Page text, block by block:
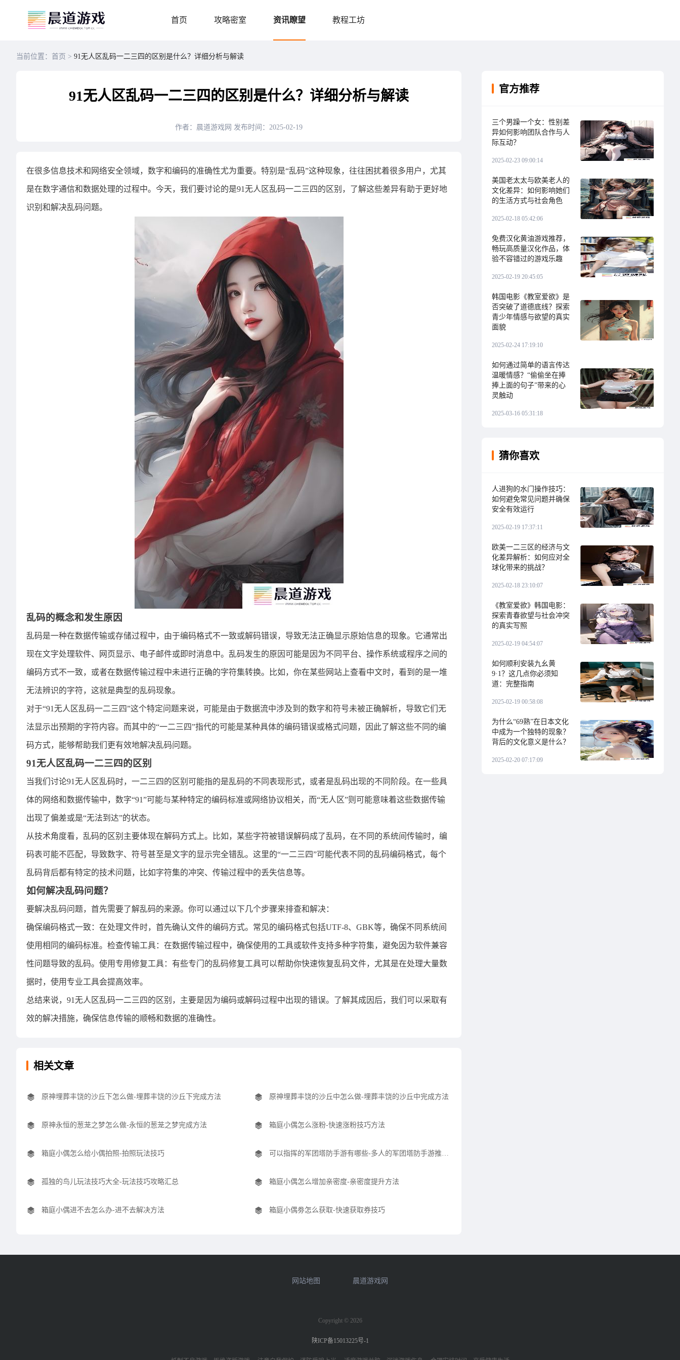
首页 攻略密室 资讯瞭望 教程工坊
当前位置：首页 > 91无人区乱码一二三四的区别是什么？详细分析与解读
91无人区乱码一二三四的区别是什么？详细分析与解读
作者：晨道游戏网 发布时间：2025-02-19
在很多信息技术和网络安全领域，数字和编码的准确性尤为重要。特别是“乱码”这种现象，往往困扰着很多用户，尤其
是在数字通信和数据处理的过程中。今天，我们要讨论的是91无人区乱码一二三四的区别，了解这些差异有助于更好地
识别和解决乱码问题。
乱码的概念和发生原因
乱码是一种在数据传输或存储过程中，由于编码格式不一致或解码错误，导致无法正确显示原始信息的现象。它通常出
现在文字处理软件、网页显示、电子邮件或即时消息中。乱码发生的原因可能是因为不同平台、操作系统或程序之间的
编码方式不一致，或者在数据传输过程中未进行正确的字符集转换。比如，你在某些网站上查看中文时，看到的是一堆
无法辨识的字符，这就是典型的乱码现象。
对于“91无人区乱码一二三四”这个特定问题来说，可能是由于数据流中涉及到的数字和符号未被正确解析，导致它们无
法显示出预期的字符内容。而其中的“一二三四”指代的可能是某种具体的编码错误或格式问题，因此了解这些不同的编
码方式，能够帮助我们更有效地解决乱码问题。
91无人区乱码一二三四的区别
当我们讨论91无人区乱码时，一二三四的区别可能指的是乱码的不同表现形式，或者是乱码出现的不同阶段。在一些具
体的网络和数据传输中，数字“91”可能与某种特定的编码标准或网络协议相关，而“无人区”则可能意味着这些数据传输
出现了偏差或是“无法到达”的状态。
从技术角度看，乱码的区别主要体现在解码方式上。比如，某些字符被错误解码成了乱码，在不同的系统间传输时，编
码表可能不匹配，导致数字、符号甚至是文字的显示完全错乱。这里的“一二三四”可能代表不同的乱码编码格式，每个
乱码背后都有特定的技术问题，比如字符集的冲突、传输过程中的丢失信息等。
如何解决乱码问题？
要解决乱码问题，首先需要了解乱码的来源。你可以通过以下几个步骤来排查和解决：
确保编码格式一致：在处理文件时，首先确认文件的编码方式。常见的编码格式包括UTF-8、GBK等，确保不同系统间
使用相同的编码标准。检查传输工具：在数据传输过程中，确保使用的工具或软件支持多种字符集，避免因为软件兼容
性问题导致的乱码。使用专用修复工具：有些专门的乱码修复工具可以帮助你快速恢复乱码文件，尤其是在处理大量数
据时，使用专业工具会提高效率。
总结来说，91无人区乱码一二三四的区别，主要是因为编码或解码过程中出现的错误。了解其成因后，我们可以采取有
效的解决措施，确保信息传输的顺畅和数据的准确性。
相关文章
原神埋葬丰饶的沙丘下怎么做-埋葬丰饶的沙丘下完成方法 原神埋葬丰饶的沙丘中怎么做-埋葬丰饶的沙丘中完成方法
原神永恒的葱茏之梦怎么做-永恒的葱茏之梦完成方法 箱庭小偶怎么涨粉-快速涨粉技巧方法
箱庭小偶怎么给小偶拍照-拍照玩法技巧 可以指挥的军团塔防手游有哪些-多人的军团塔防手游推荐盘点
孤独的鸟儿玩法技巧大全-玩法技巧攻略汇总 箱庭小偶怎么增加亲密度-亲密度提升方法
箱庭小偶进不去怎么办-进不去解决方法 箱庭小偶劵怎么获取-快速获取券技巧
官方推荐
三个男躁一个女：性别差
异如何影响团队合作与人
际互动？
2025-02-23 09:00:14
美国老太太与欧美老人的
文化差异：如何影响她们
的生活方式与社会角色
2025-02-18 05:42:06
免费汉化黄油游戏推荐，
畅玩高质量汉化作品，体
验不容错过的游戏乐趣
2025-02-19 20:45:05
韩国电影《教室爱欲》是
否突破了道德底线？探索
青少年情感与欲望的真实
面貌
2025-02-24 17:19:10
如何通过简单的语言传达
温暖情感？“偷偷坐在捧
捧上面的句子”带来的心
灵触动
2025-03-16 05:31:18
猜你喜欢
人进狗的水门操作技巧：
如何避免常见问题并确保
安全有效运行
2025-02-19 17:37:11
欧美一二三区的经济与文
化差异解析：如何应对全
球化带来的挑战？
2025-02-18 23:10:07
《教室爱欲》韩国电影：
探索青春欲望与社会冲突
的真实写照
2025-02-19 04:54:07
如何顺利安装九幺黄
9·1？这几点你必须知
道：完整指南
2025-02-19 00:58:08
为什么“69熟”在日本文化
中成为一个独特的现象？
背后的文化意义是什么？
2025-02-20 07:17:09
网站地图 晨道游戏网
Copyright © 2026
陕ICP备15013225号-1